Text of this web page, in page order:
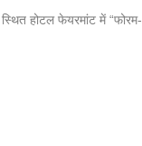
होटल फेयरमांट में “फोरम-